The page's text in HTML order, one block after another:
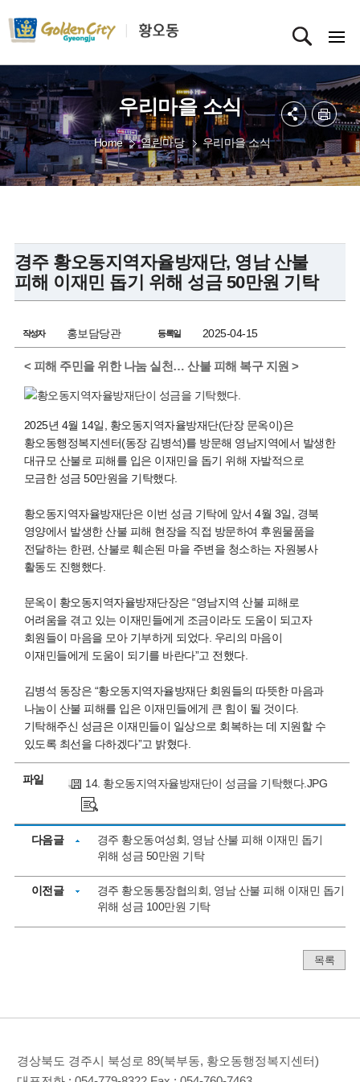
우리마을 소식
Home 열린마당 우리마을 소식
경주 황오동지역자율방재단, 영남 산불
피해 이재민 돕기 위해 성금 50만원 기탁
작성자 홍보담당관 등록일 2025-04-15
< 피해 주민을 위한 나눔 실천… 산불 피해 복구 지원 >
2025년 4월 14일, 황오동지역자율방재단(단장 문옥이)은
황오동행정복지센터(동장 김병석)를 방문해 영남지역에서 발생한
대규모 산불로 피해를 입은 이재민을 돕기 위해 자발적으로
모금한 성금 50만원을 기탁했다.
황오동지역자율방재단은 이번 성금 기탁에 앞서 4월 3일, 경북
영양에서 발생한 산불 피해 현장을 직접 방문하여 후원물품을
전달하는 한편, 산불로 훼손된 마을 주변을 청소하는 자원봉사
활동도 진행했다.
문옥이 황오동지역자율방재단장은 “영남지역 산불 피해로
어려움을 겪고 있는 이재민들에게 조금이라도 도움이 되고자
회원들이 마음을 모아 기부하게 되었다. 우리의 마음이
이재민들에게 도움이 되기를 바란다”고 전했다.
김병석 동장은 “황오동지역자율방재단 회원들의 따뜻한 마음과
나눔이 산불 피해를 입은 이재민들에게 큰 힘이 될 것이다.
기탁해주신 성금은 이재민들이 일상으로 회복하는 데 지원할 수
있도록 최선을 다하겠다”고 밝혔다.
파일 14. 황오동지역자율방재단이 성금을 기탁했다.JPG
다음글
경주 황오동여성회, 영남 산불 피해 이재민 돕기
위해 성금 50만원 기탁
이전글
경주 황오동통장협의회, 영남 산불 피해 이재민 돕기
위해 성금 100만원 기탁
목록
경상북도 경주시 북성로 89(북부동, 황오동행정복지센터)